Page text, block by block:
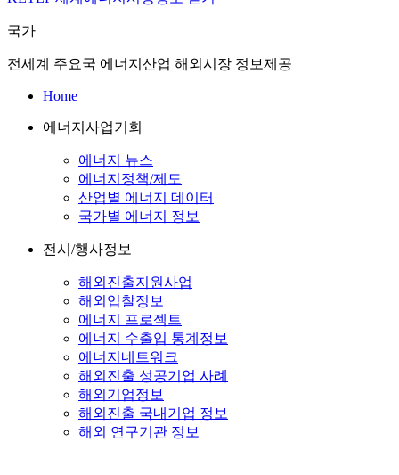
국가
전세계 주요국 에너지산업 해외시장 정보제공
Home
에너지사업기회
에너지 뉴스
에너지정책/제도
산업별 에너지 데이터
국가별 에너지 정보
전시/행사정보
해외진출지원사업
해외입찰정보
에너지 프로젝트
에너지 수출입 통계정보
에너지네트워크
해외진출 성공기업 사례
해외기업정보
해외진출 국내기업 정보
해외 연구기관 정보